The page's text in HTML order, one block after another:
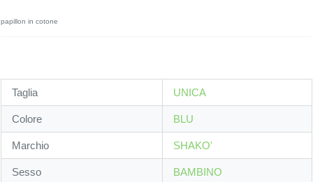
papillon in cotone
Taglia UNICA
Colore BLU
Marchio SHAKO'
Sesso BAMBINO